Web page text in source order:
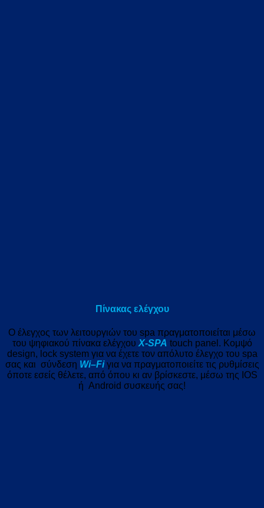
Πίνακας ελέγχου
Ο έλεγχος των λειτουργιών του spa πραγματοποιείται μέσω
του ψηφιακού πίνακα ελέγχου Χ-SPA touch panel. Κομψό
design, lock system για να έχετε τον απόλυτο έλεγχο του spa
σας και σύνδεση Wi–Fi για να πραγματοποιείτε τις ρυθμίσεις
όποτε εσείς θέλετε, από όπου κι αν βρίσκεστε, μέσω της IΟS
ή Android συσκευής σας!